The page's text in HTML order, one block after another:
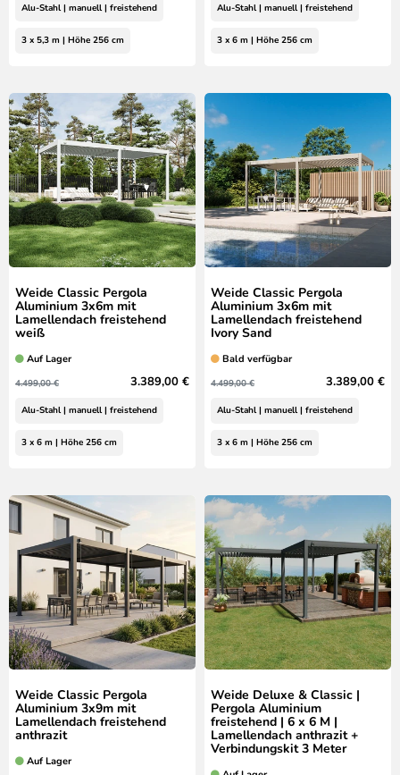
Alu-Stahl | manuell | freistehend
3 x 5,3 m | Höhe 256 cm
Alu-Stahl | manuell | freistehend
3 x 6 m | Höhe 256 cm
Weide Classic Pergola
Aluminium 3x6m mit
Lamellendach freistehend
weiß
Auf Lager
4.499,00 € 3.389,00 €
Alu-Stahl | manuell | freistehend
3 x 6 m | Höhe 256 cm
Weide Classic Pergola
Aluminium 3x6m mit
Lamellendach freistehend
Ivory Sand
Bald verfügbar
4.499,00 € 3.389,00 €
Alu-Stahl | manuell | freistehend
3 x 6 m | Höhe 256 cm
Weide Classic Pergola
Aluminium 3x9m mit
Lamellendach freistehend
anthrazit
Auf Lager
Weide Deluxe & Classic |
Pergola Aluminium
freistehend | 6 x 6 M |
Lamellendach anthrazit +
Verbindungskit 3 Meter